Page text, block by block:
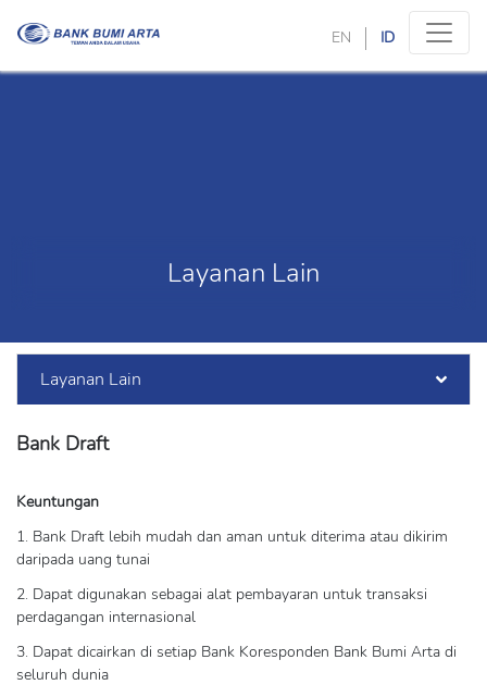
EN ID
Layanan Lain
Layanan Lain
Bank Draft
Keuntungan
1. Bank Draft lebih mudah dan aman untuk diterima atau dikirim
daripada uang tunai
2. Dapat digunakan sebagai alat pembayaran untuk transaksi
perdagangan internasional
3. Dapat dicairkan di setiap Bank Koresponden Bank Bumi Arta di
seluruh dunia